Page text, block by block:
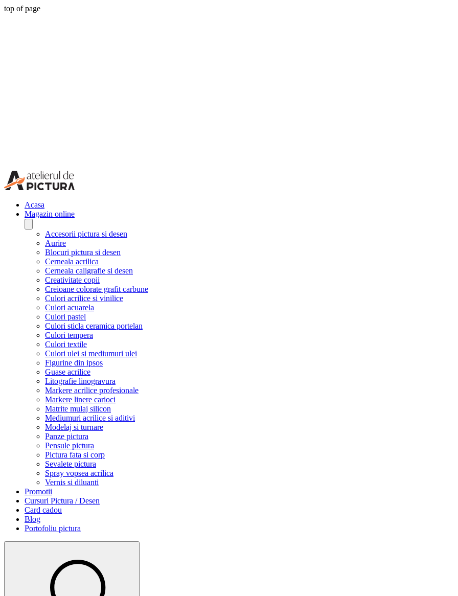
top of page
Acasa
Magazin online
Accesorii pictura si desen
Aurire
Blocuri pictura si desen
Cerneala acrilica
Cerneala caligrafie si desen
Creativitate copii
Creioane colorate grafit carbune
Culori acrilice si vinilice
Culori acuarela
Culori pastel
Culori sticla ceramica portelan
Culori tempera
Culori textile
Culori ulei si mediumuri ulei
Figurine din ipsos
Guase acrilice
Litografie linogravura
Markere acrilice profesionale
Markere linere carioci
Matrite mulaj silicon
Mediumuri acrilice si aditivi
Modelaj si turnare
Panze pictura
Pensule pictura
Pictura fata si corp
Sevalete pictura
Spray vopsea acrilica
Vernis si diluanti
Promotii
Cursuri Pictura / Desen
Card cadou
Blog
Portofoliu pictura